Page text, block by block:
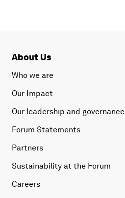
About Us
Who we are
Our Impact
Our leadership and governance
Forum Statements
Partners
Sustainability at the Forum
Careers